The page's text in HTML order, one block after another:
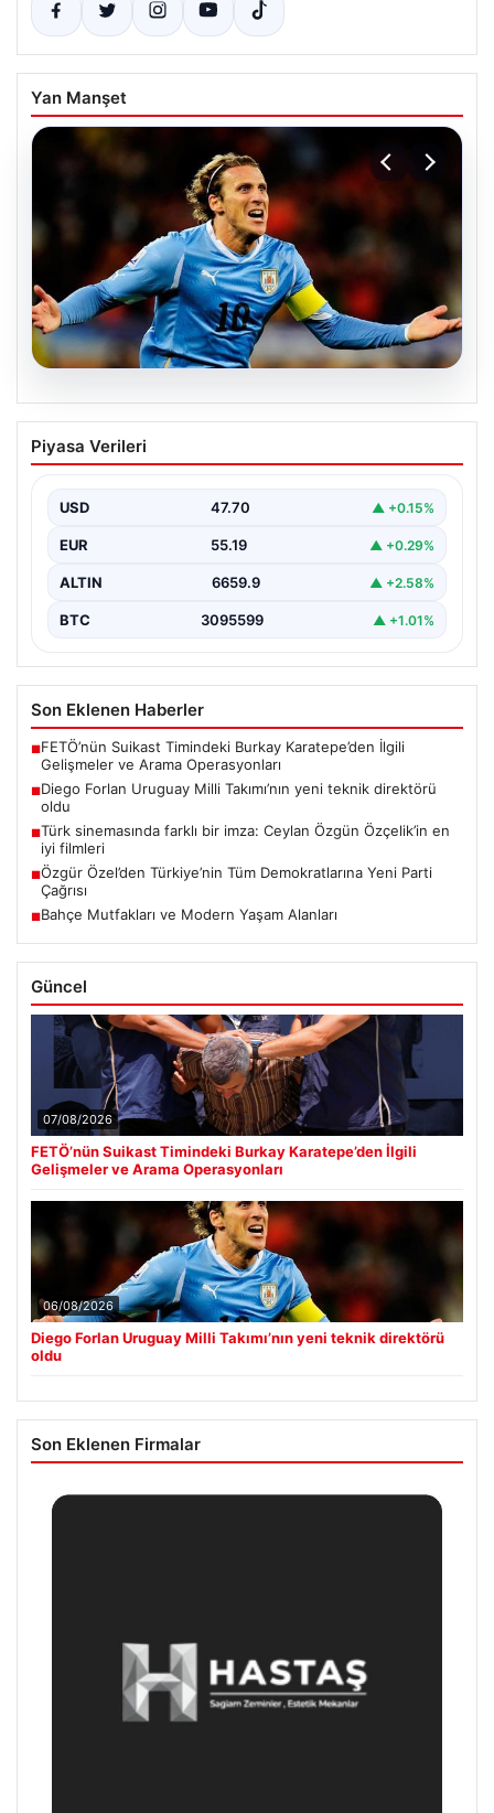
Yan Manşet
06.08.2026
Diego Forlan Uruguay Milli Takımı’nın
yeni teknik direktörü oldu
Piyasa Verileri
USD 47.70 ▲ +0.15%
EUR 55.19 ▲ +0.29%
ALTIN 6659.9 ▲ +2.58%
BTC 3095599 ▲ +1.01%
Son Eklenen Haberler
■FETÖ’nün Suikast Timindeki Burkay Karatepe’den İlgili
Gelişmeler ve Arama Operasyonları
■Diego Forlan Uruguay Milli Takımı’nın yeni teknik direktörü
oldu
■Türk sinemasında farklı bir imza: Ceylan Özgün Özçelik’in en
iyi filmleri
■Özgür Özel’den Türkiye’nin Tüm Demokratlarına Yeni Parti
Çağrısı
■Bahçe Mutfakları ve Modern Yaşam Alanları
Güncel
07/08/2026
FETÖ’nün Suikast Timindeki Burkay Karatepe’den İlgili
Gelişmeler ve Arama Operasyonları
06/08/2026
Diego Forlan Uruguay Milli Takımı’nın yeni teknik direktörü
oldu
Son Eklenen Firmalar